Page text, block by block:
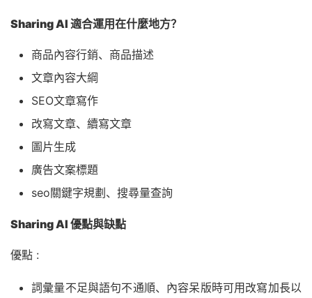
Sharing AI 適合運用在什麼地方？
商品內容行銷、商品描述
文章內容大綱
SEO文章寫作
改寫文章、續寫文章
圖片生成
廣告文案標題
seo關鍵字規劃、搜尋量查詢
Sharing AI 優點與缺點
優點 :
詞彙量不足與語句不通順、內容呆版時可用改寫加長以